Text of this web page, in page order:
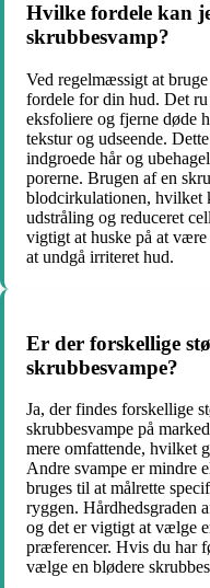
Hvilke fordele kan
skrubbesvamp?
Ved regelmæssigt at
fordele for din hud. Det
eksfoliere og fjerne døde
tekstur og udseende.
indgroede hår og
porerne. Brugen af en
blodcirkulationen, hvilket
udstråling og reduceret
vigtigt at huske på at
at undgå irriteret hud.
Er der forskellige
skrubbesvampe?
Ja, der findes forskellige
skrubbesvampe på
mere omfattende, hvilket
Andre svampe er mindre
bruges til at målrette
ryggen. Hårdhedsgraden
og det er vigtigt at vælge
præferencer. Hvis du har
vælge en blødere